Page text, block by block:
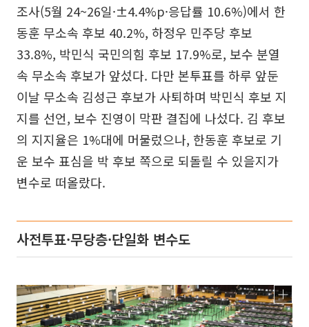
조사(5월 24~26일·±4.4%p·응답률 10.6%)에서 한
동훈 무소속 후보 40.2%, 하정우 민주당 후보
33.8%, 박민식 국민의힘 후보 17.9%로, 보수 분열
속 무소속 후보가 앞섰다. 다만 본투표를 하루 앞둔
이날 무소속 김성근 후보가 사퇴하며 박민식 후보 지
지를 선언, 보수 진영이 막판 결집에 나섰다. 김 후보
의 지지율은 1%대에 머물렀으나, 한동훈 후보로 기
운 보수 표심을 박 후보 쪽으로 되돌릴 수 있을지가
변수로 떠올랐다.
사전투표·무당층·단일화 변수도